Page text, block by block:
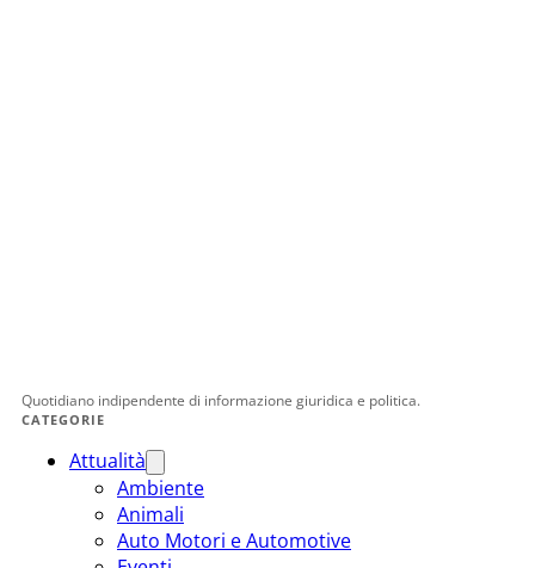
Quotidiano indipendente di informazione giuridica e politica.
CATEGORIE
Attualità
Ambiente
Animali
Auto Motori e Automotive